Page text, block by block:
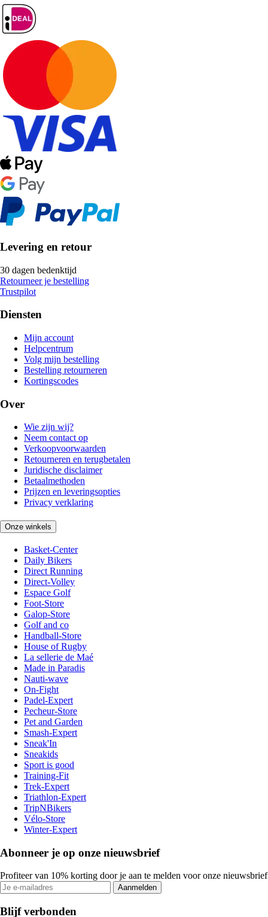
Levering en retour
30 dagen bedenktijd
Retourneer je bestelling
Trustpilot
Diensten
Mijn account
Helpcentrum
Volg mijn bestelling
Bestelling retourneren
Kortingscodes
Over
Wie zijn wij?
Neem contact op
Verkoopvoorwaarden
Retourneren en terugbetalen
Juridische disclaimer
Betaalmethoden
Prijzen en leveringsopties
Privacy verklaring
Onze winkels
Basket-Center
Daily Bikers
Direct Running
Direct-Volley
Espace Golf
Foot-Store
Galop-Store
Golf and co
Handball-Store
House of Rugby
La sellerie de Maé
Made in Paradis
Nauti-wave
On-Fight
Padel-Expert
Pecheur-Store
Pet and Garden
Smash-Expert
Sneak'In
Sneakids
Sport is good
Training-Fit
Trek-Expert
Triathlon-Expert
TripNBikers
Vélo-Store
Winter-Expert
Abonneer je op onze nieuwsbrief
Profiteer van 10% korting door je aan te melden voor onze nieuwsbrief
Aanmelden
Blijf verbonden